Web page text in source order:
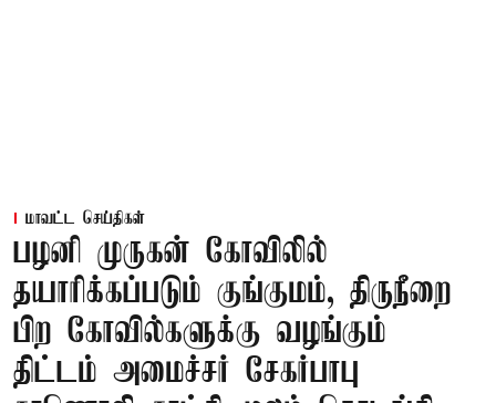
மாவட்ட செய்திகள்
பழனி முருகன் கோவிலில்
தயாரிக்கப்படும் குங்குமம், திருநீறை
பிற கோவில்களுக்கு வழங்கும்
திட்டம் அமைச்சர் சேகர்பாபு